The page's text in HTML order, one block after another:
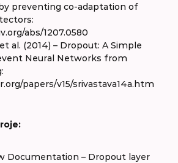
preventing co-adaptation of
abs/1207.0580
al. (2014) – Dropout: A Simple
Neural Networks from
papers/v15/srivastava14a.htm
Documentation – Dropout layer